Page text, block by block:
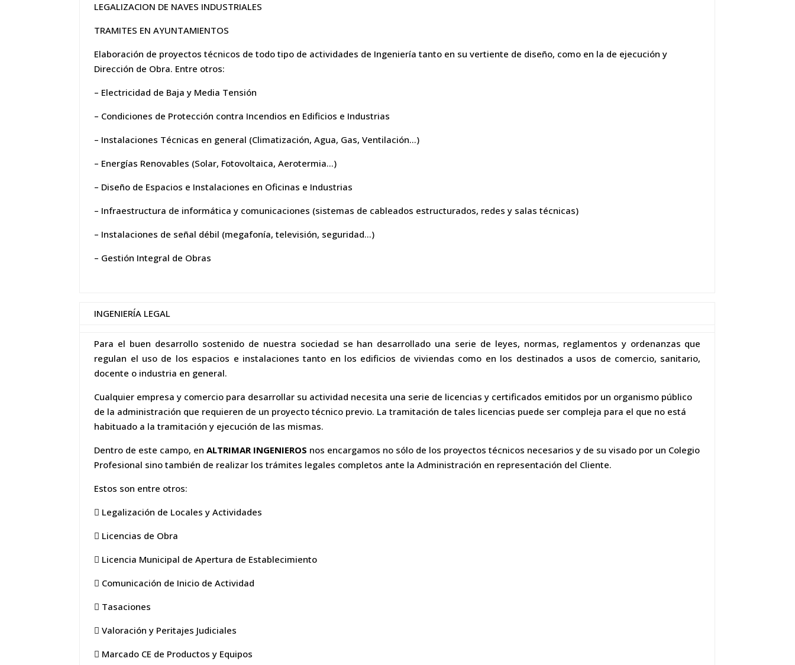
LEGALIZACION DE NAVES INDUSTRIALES
TRAMITES EN AYUNTAMIENTOS
Elaboración de proyectos técnicos de todo tipo de actividades de Ingeniería tanto en su vertiente de diseño, como en la de ejecución y
Dirección de Obra. Entre otros:
– Electricidad de Baja y Media Tensión
– Condiciones de Protección contra Incendios en Edificios e Industrias
– Instalaciones Técnicas en general (Climatización, Agua, Gas, Ventilación…)
– Energías Renovables (Solar, Fotovoltaica, Aerotermia…)
– Diseño de Espacios e Instalaciones en Oficinas e Industrias
– Infraestructura de informática y comunicaciones (sistemas de cableados estructurados, redes y salas técnicas)
– Instalaciones de señal débil (megafonía, televisión, seguridad…)
– Gestión Integral de Obras
INGENIERÍA LEGAL
Para el buen desarrollo sostenido de nuestra sociedad se han desarrollado una serie de leyes, normas, reglamentos y ordenanzas que
regulan el uso de los espacios e instalaciones tanto en los edificios de viviendas como en los destinados a usos de comercio, sanitario,
docente o industria en general.
Cualquier empresa y comercio para desarrollar su actividad necesita una serie de licencias y certificados emitidos por un organismo público
de la administración que requieren de un proyecto técnico previo. La tramitación de tales licencias puede ser compleja para el que no está
habituado a la tramitación y ejecución de las mismas.
Dentro de este campo, en ALTRIMAR INGENIEROS nos encargamos no sólo de los proyectos técnicos necesarios y de su visado por un Colegio
Profesional sino también de realizar los trámites legales completos ante la Administración en representación del Cliente.
Estos son entre otros:
 Legalización de Locales y Actividades
 Licencias de Obra
 Licencia Municipal de Apertura de Establecimiento
 Comunicación de Inicio de Actividad
 Tasaciones
 Valoración y Peritajes Judiciales
 Marcado CE de Productos y Equipos